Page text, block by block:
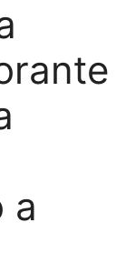
a